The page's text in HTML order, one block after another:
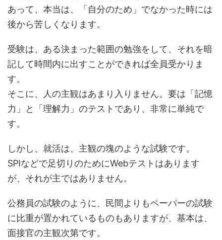
あって、本当は、「自分のため」でなかった時には
後から苦しくなります。
受験は、ある決まった範囲の勉強をして、それを暗
記して時間内に出すことができれば全員受かりま
す。
そこに、人の主観はあまり入りません。要は「記憶
力」と「理解力」のテストであり、非常に単純で
す。
しかし、就活は、主観の塊のような試験です。
SPIなどで足切りのためにWebテストはあります
が、それが主ではありません。
公務員の試験のように、民間よりもペーパーの試験
に比重が置かれているものもありますが、基本は、
面接官の主観次第です。